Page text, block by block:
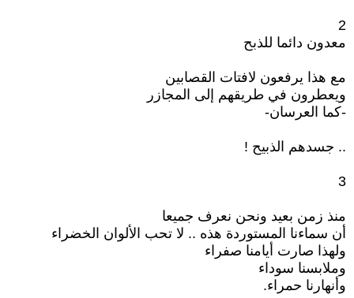
2
معدون دائما للذبح
مع هذا يرفعون لافتات القصابين
ويعطرون في طريقهم إلى المجازر
-كما العرسان-
.. جسدهم الذبيح !
3
منذ زمن بعيد ونحن نعرف جميعا
أن سماءنا المستوردة هذه .. لا تحب الألوان الخضراء
ولهذا صارت أيامنا صفراء
وملابسنا سوداء
وأنهارنا حمراء.